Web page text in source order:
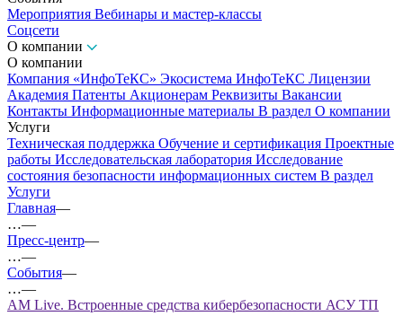
Мероприятия Вебинары и мастер-классы
Соцсети
О компании
О компании
Компания «ИнфоТеКС» Экосистема ИнфоТеКС Лицензии
Академия Патенты Акционерам Реквизиты Вакансии
Контакты Информационные материалы В раздел О компании
Услуги
Техническая поддержка Обучение и сертификация Проектные
работы Исследовательская лаборатория Исследование
состояния безопасности информационных систем В раздел
Услуги
Главная—
…—
Пресс-центр—
…—
События—
…—
AM Live. Встроенные средства кибербезопасности АСУ ТП